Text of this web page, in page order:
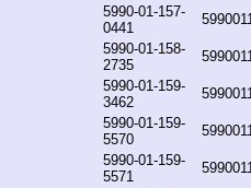
5990-01-157-
0441
5990-01-158-
2735
5990-01-159-
3462
5990-01-159-
5570
5990-01-159-
5571